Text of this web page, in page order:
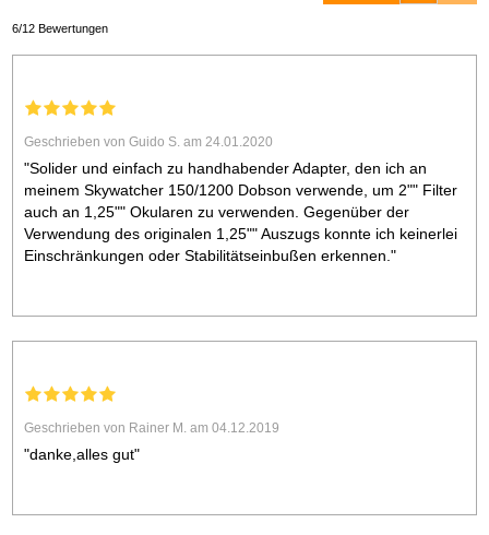
6/12 Bewertungen
Geschrieben von Guido S. am 24.01.2020
"Solider und einfach zu handhabender Adapter, den ich an
meinem Skywatcher 150/1200 Dobson verwende, um 2"" Filter
auch an 1,25"" Okularen zu verwenden. Gegenüber der
Verwendung des originalen 1,25"" Auszugs konnte ich keinerlei
Einschränkungen oder Stabilitätseinbußen erkennen."
Geschrieben von Rainer M. am 04.12.2019
"danke,alles gut"